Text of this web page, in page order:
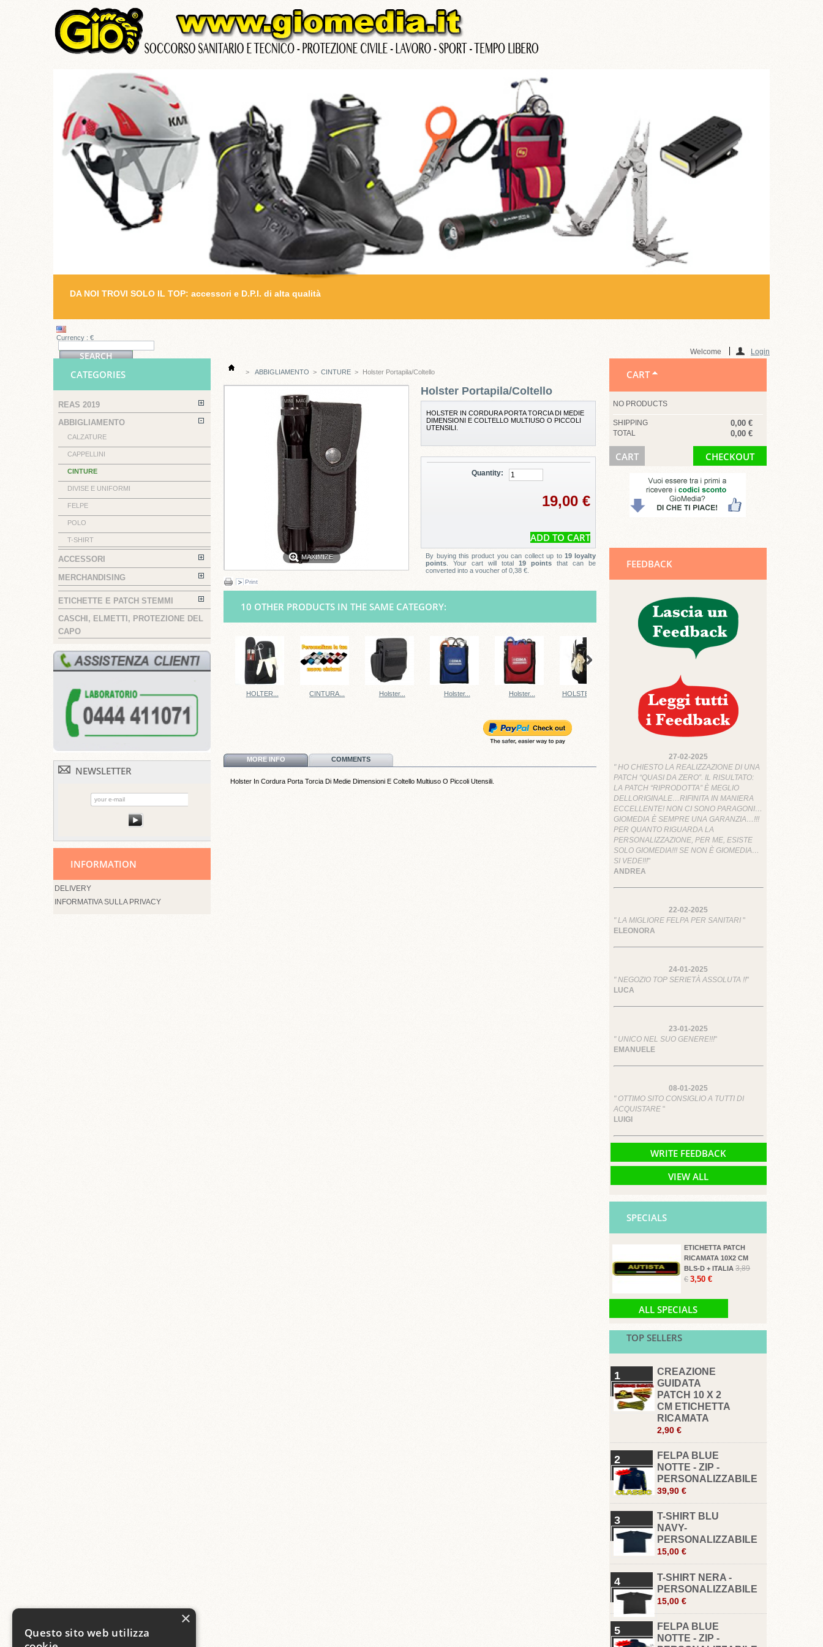
DA NOI TROVI SOLO IL TOP: accessori e D.P.I. di alta qualità
Currency : €
Welcome Login
CATEGORIES
REAS 2019
ABBIGLIAMENTO
CALZATURE
CAPPELLINI
CINTURE
DIVISE E UNIFORMI
FELPE
POLO
T-SHIRT
ACCESSORI
MERCHANDISING
ETICHETTE E PATCH STEMMI
CASCHI, ELMETTI, PROTEZIONE DEL
CAPO
NEWSLETTER
INFORMATION
DELIVERY
INFORMATIVA SULLA PRIVACY
> ABBIGLIAMENTO > CINTURE > Holster Portapila/Coltello
MAXIMIZE
Print
Holster Portapila/Coltello
HOLSTER IN CORDURA PORTA TORCIA DI MEDIE
DIMENSIONI E COLTELLO MULTIUSO O PICCOLI
UTENSILI.
Quantity:
19,00 €
By buying this product you can collect up to 19 loyalty
points . Your cart will total19 points that can be
converted into a voucher of0,38 €
10 OTHER PRODUCTS IN THE SAME CATEGORY:
HOLTER... CINTURA... Holster... Holster... Holster... HOLSTER MAXI CINTURA 118... CINTURA 112...
MORE INFO COMMENTS
Holster In Cordura Porta Torcia Di Medie Dimensioni E Coltello Multiuso O Piccoli Utensili.
CART
NO PRODUCTS
0,00 €
SHIPPING
0,00 €
TOTAL
CART CHECKOUT
FEEDBACK
27-02-2025
" HO CHIESTO LA REALIZZAZIONE DI UNA
PATCH “QUASI DA ZERO”. IL RISULTATO:
LA PATCH “RIPRODOTTA” È MEGLIO
DELLORIGINALE…RIFINITA IN MANIERA
ECCELLENTE! NON CI SONO PARAGONI…
GIOMEDIA È SEMPRE UNA GARANZIA…!!!
PER QUANTO RIGUARDA LA
PERSONALIZZAZIONE, PER ME, ESISTE
SOLO GIOMEDIA!!! SE NON È GIOMEDIA…
SI VEDE!!!"
ANDREA
22-02-2025
" LA MIGLIORE FELPA PER SANITARI "
ELEONORA
24-01-2025
" NEGOZIO TOP SERIETÀ ASSOLUTA !!"
LUCA
23-01-2025
" UNICO NEL SUO GENERE!!!"
EMANUELE
08-01-2025
" OTTIMO SITO CONSIGLIO A TUTTI DI
ACQUISTARE "
LUIGI
WRITE FEEDBACK
VIEW ALL
SPECIALS
ETICHETTA PATCH
RICAMATA 10X2 CM
BLS-D + ITALIA 3,89
€ 3,50 €
ALL SPECIALS
TOP SELLERS
1
CREAZIONE
GUIDATA
PATCH 10 X 2
CM ETICHETTA
RICAMATA
2,90 €
2
FELPA BLUE
NOTTE - ZIP -
PERSONALIZZABILE
39,90 €
3
T-SHIRT BLU
NAVY-
PERSONALIZZABILE
15,00 €
4
T-SHIRT NERA -
PERSONALIZZABILE
15,00 €
5
FELPA BLUE
NOTTE - ZIP -
×
Questo sito web utilizza